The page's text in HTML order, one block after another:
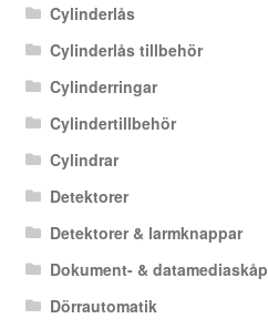
Cylinderlås
Cylinderlås tillbehör
Cylinderringar
Cylindertillbehör
Cylindrar
Detektorer
Detektorer & larmknappar
Dokument- & datamediaskåp
Dörrautomatik